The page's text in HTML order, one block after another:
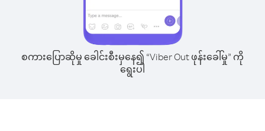
စကားပြောဆိုမှု ခေါင်းစီးမှနေ၍ “Viber Out ဖုန်းခေါ်မှု” ကို
ရွေးပါ